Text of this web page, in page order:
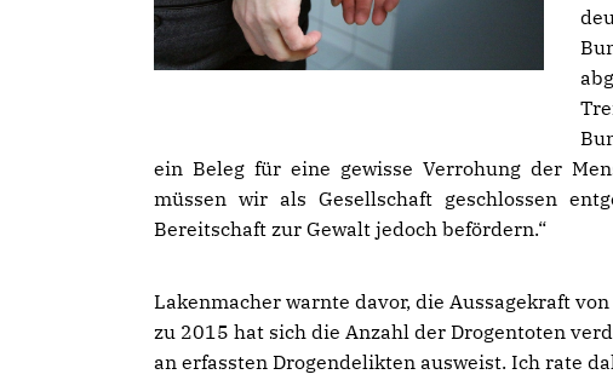
ein Beleg für eine gewisse Verrohung der
müssen wir als Gesellschaft geschlossen
Bereitschaft zur Gewalt jedoch befördern.“
Lakenmacher warnte davor, die Aussagekraft
zu 2015 hat sich die Anzahl der Drogentoten
an erfassten Drogendelikten ausweist. Ich rate